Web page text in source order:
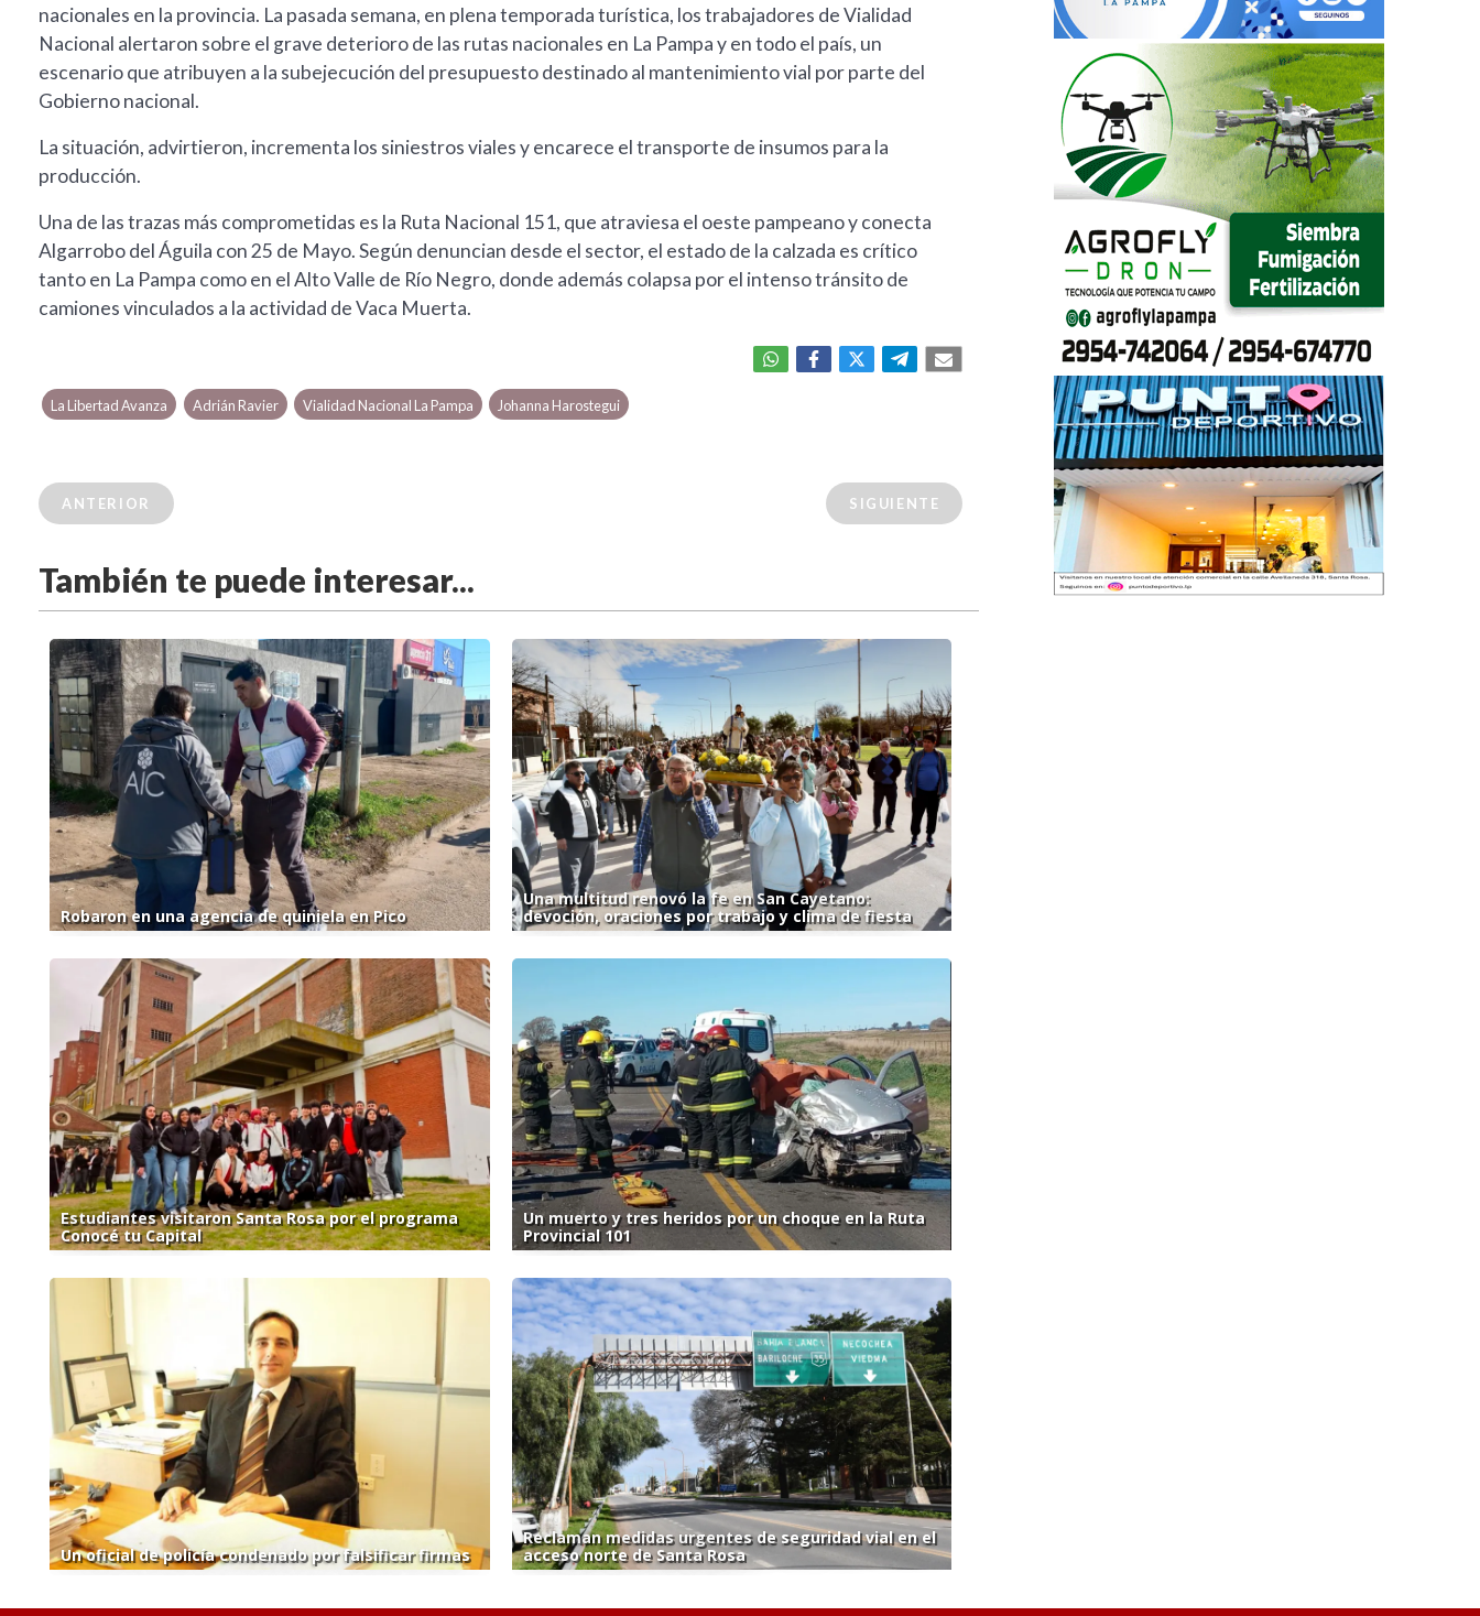
nacionales en la provincia. La pasada semana, en plena temporada turística, los trabajadores de Vialidad
Nacional alertaron sobre el grave deterioro de las rutas nacionales en La Pampa y en todo el país, un
escenario que atribuyen a la subejecución del presupuesto destinado al mantenimiento vial por parte del
Gobierno nacional.
La situación, advirtieron, incrementa los siniestros viales y encarece el transporte de insumos para la
producción.
Una de las trazas más comprometidas es la Ruta Nacional 151, que atraviesa el oeste pampeano y conecta
Algarrobo del Águila con 25 de Mayo. Según denuncian desde el sector, el estado de la calzada es crítico
tanto en La Pampa como en el Alto Valle de Río Negro, donde además colapsa por el intenso tránsito de
camiones vinculados a la actividad de Vaca Muerta.
La Libertad Avanza Adrián Ravier Vialidad Nacional La Pampa Johanna Harostegui
ANTERIOR SIGUIENTE
También te puede interesar...
Robaron en una agencia de quiniela en Pico
Una multitud renovó la fe en San Cayetano:
devoción, oraciones por trabajo y clima de fiesta
Estudiantes visitaron Santa Rosa por el programa
Conocé tu Capital
Un muerto y tres heridos por un choque en la Ruta
Provincial 101
Un oficial de policía condenado por falsificar firmas
Reclaman medidas urgentes de seguridad vial en el
acceso norte de Santa Rosa